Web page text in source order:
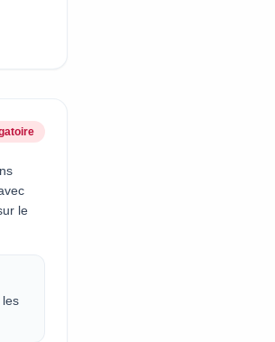
le
les